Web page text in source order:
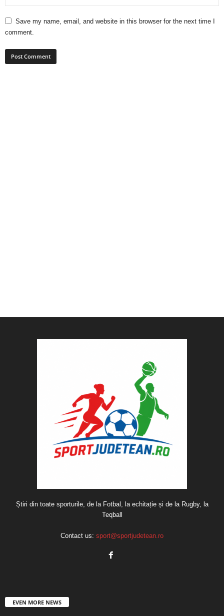
Save my name, email, and website in this browser for the next time I
comment.
Știri din toate sporturile, de la Fotbal, la echitație și de la Rugby, la
Teqball
Contact us: sport@sportjudetean.ro
EVEN MORE NEWS